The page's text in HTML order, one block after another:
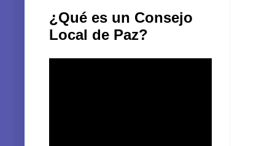
¿Qué es un Consejo
Local de Paz?